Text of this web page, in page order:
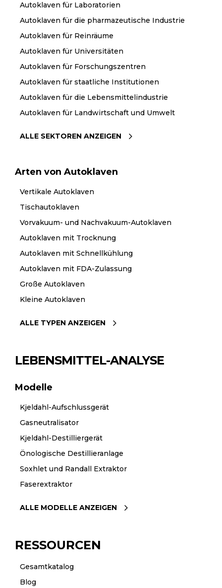
Autoklaven für Laboratorien
Autoklaven für die pharmazeutische Industrie
Autoklaven für Reinräume
Autoklaven für Universitäten
Autoklaven für Forschungszentren
Autoklaven für staatliche Institutionen
Autoklaven für die Lebensmittelindustrie
Autoklaven für Landwirtschaft und Umwelt
ALLE SEKTOREN ANZEIGEN
Arten von Autoklaven
Vertikale Autoklaven
Tischautoklaven
Vorvakuum- und Nachvakuum-Autoklaven
Autoklaven mit Trocknung
Autoklaven mit Schnellkühlung
Autoklaven mit FDA-Zulassung
Große Autoklaven
Kleine Autoklaven
ALLE TYPEN ANZEIGEN
LEBENSMITTEL-ANALYSE
Modelle
Kjeldahl-Aufschlussgerät
Gasneutralisator
Kjeldahl-Destilliergerät
Önologische Destillieranlage
Soxhlet und Randall Extraktor
Faserextraktor
ALLE MODELLE ANZEIGEN
RESSOURCEN
Gesamtkatalog
Blog